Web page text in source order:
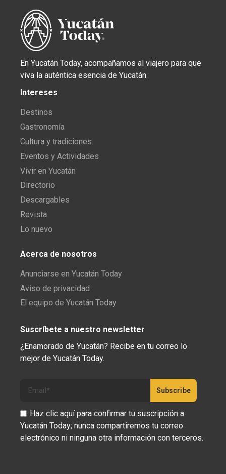
En Yucatán Today, acompañamos al viajero para que
viva la auténtica esencia de Yucatán.
Intereses
Destinos
Gastronomía
Cultura y tradiciones
Eventos y Actividades
Vivir en Yucatán
Directorio
Descargables
Revista
Lo nuevo
Acerca de nosotros
Anunciarse en Yucatán Today
Aviso de privacidad
El equipo de Yucatán Today
Suscríbete a nuestro newsletter
¿Enamorado de Yucatán? Recibe en tu correo lo
mejor de Yucatán Today.
Haz clic aquí para confirmar tu suscripción a
Yucatán Today; nunca compartiremos tu correo
electrónico ni ninguna otra información con terceros.